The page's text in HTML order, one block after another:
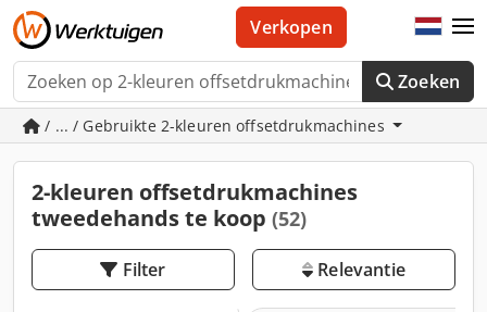
Zoeken
Verkopen
/ ... / Gebruikte 2-kleuren offsetdrukmachines
2-kleuren offsetdrukmachines
tweedehands te koop (52)
Filter Relevantie